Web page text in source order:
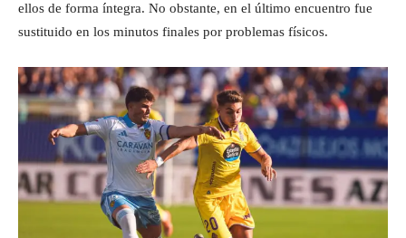
ellos de forma íntegra. No obstante, en el último encuentro fue
sustituido en los minutos finales por problemas físicos.